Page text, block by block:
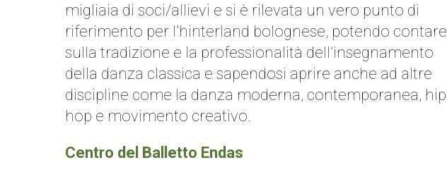
migliaia di soci/allievi e si è rilevata un vero punto di
riferimento per l’hinterland bolognese, potendo contare
sulla tradizione e la professionalità dell’insegnamento
della danza classica e sapendosi aprire anche ad altre
discipline come la danza moderna, contemporanea, hip
hop e movimento creativo.
Centro del Balletto Endas